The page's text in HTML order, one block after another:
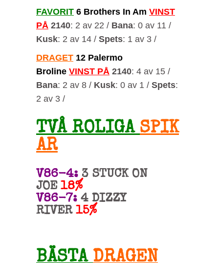
FAVORIT 6 Brothers In Am VINST
PÅ 2140: 2 av 22 / Bana: 0 av 11 /
Kusk: 2 av 14 / Spets: 1 av 3 /
DRAGET 12 Palermo
Broline VINST PÅ 2140: 4 av 15 /
Bana: 2 av 8 / Kusk: 0 av 1 / Spets:
2 av 3 /
TVÅ ROLIGASPIK
AR
V86-4: 3 STUCK ON
JOE 18%
V86-7: 4 DIZZY
RIVER 15%
BÄSTADRAGEN